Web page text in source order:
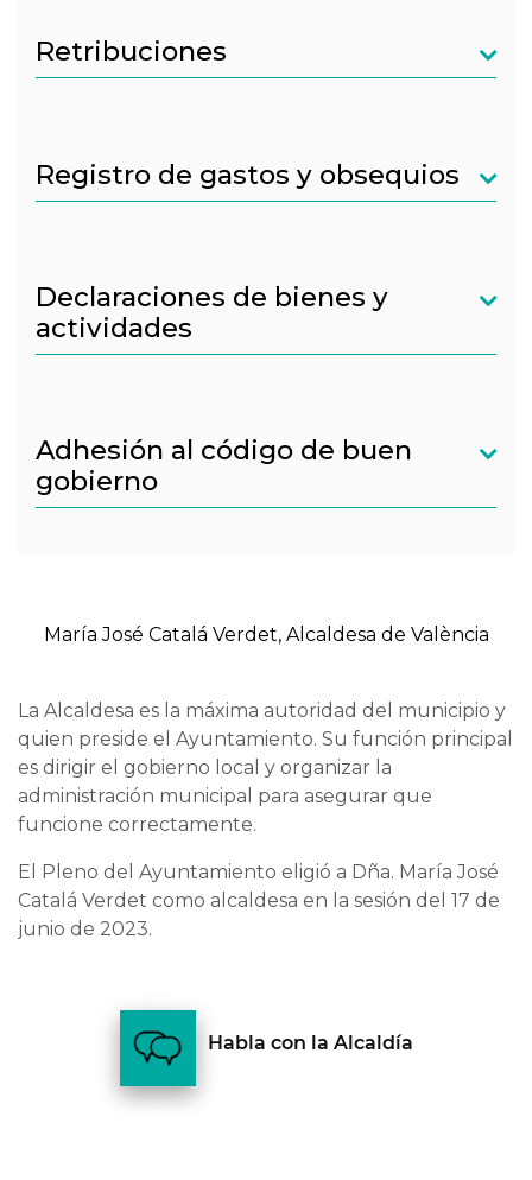
Retribuciones
Registro de gastos y obsequios
Declaraciones de bienes y
actividades
Adhesión al código de buen
gobierno
María José Catalá Verdet, Alcaldesa de València
La Alcaldesa es la máxima autoridad del municipio y
quien preside el Ayuntamiento. Su función principal
es dirigir el gobierno local y organizar la
administración municipal para asegurar que
funcione correctamente.
El Pleno del Ayuntamiento eligió a Dña. María José
Catalá Verdet como alcaldesa en la sesión del 17 de
junio de 2023.
Habla con la Alcaldía